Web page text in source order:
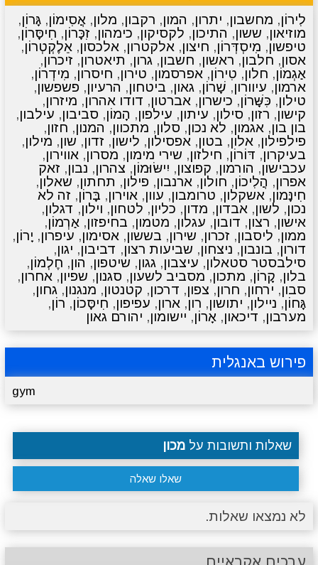
לִירוֹן, מחשבון, יתרון, המון, רקבון, מלון, אֲסִימוֹן, גָּרוֹן,
מוזיאון, ששון, התיכון, לקסיקון, כימהון, זִכָּרוֹן, חִיסָּרוֹן,
טיפשון, מִיסְדְּרוֹן, חיצון, אלקטרון, אלכסון, אֵלֶקְטְרוֹן,
אסון, חלבון, ראשון, חשבון, גרון, תיאטרון, זיכרון,
אַגְמוֹן, חלון, טִירוֹן, אפרסמון, טירון, חיסרון, מִידְרוֹן,
ארמון, עיוורון, שָׁרוֹן, גאון, ביטחון, הרעיון, פשפשון,
טילון, כִּשָּׁרוֹן, כישרון, אברטון, דודו אהרון, מיזרון,
קישון, רזון, סילון, עיתון, עילפון, הָמוֹן, סביבון, עילבון,
בון בון, אגמון, לא נכון, סלון, מתכוון, המנון, חזון,
פילפילון, אלון, בטון, אפסילון, לישון, זדון, שון, מילון,
בעיקרון, דּוֹרוֹן, חילזון, שירי מימון, מסרון, אווירון,
עכבישון, הורמון, קפוצון, יִישּׂוּמוֹן, צהרון, נבון, זאק
אפרון, הֲלִיכוֹן, חולון, ארנבון, פילון, תחתון, שאלון,
חִינָּמוֹן, אשקלון, טרומבון, עוון, אוירון, בָּרוֹן, זה לא
נכון, לשון, אבדון, מדון, כליון, לטחון, וילון, דגלון,
אישון, רצון, דובון, עגלון, מטמון, בחיפזון, אַרְמוֹן,
ממון, ליסבון, זכרון, שירון, בששון, אסימון, עיפרון, יָרוֹן,
דורון, בונבון, ניצחון, שביעות רצון, דביבון, יגון,
סילבסטר סטאלון, עיצבון, גגון, שיטפון, הון, חֶלְמוֹן,
בלון, קָרוֹן, מתכון, מסביב לשעון, סגנון, שפיון, אחרון,
סבון, ירחון, חרון, צפון, דרכון, קטנטון, מנגנון, גחון,
גָּחוֹן, ניילון, יתושון, רון, ארון, עפיפון, חִיסָּכוֹן, רוֹן,
מערבון, דיכאון, אָרוֹן, יישומון, יהורם גאון
פירוש באנגלית
gym
שאלות ותשובות על מכון
שאלו שאלה
לא נמצאו שאלות.
ערכים אקראיים